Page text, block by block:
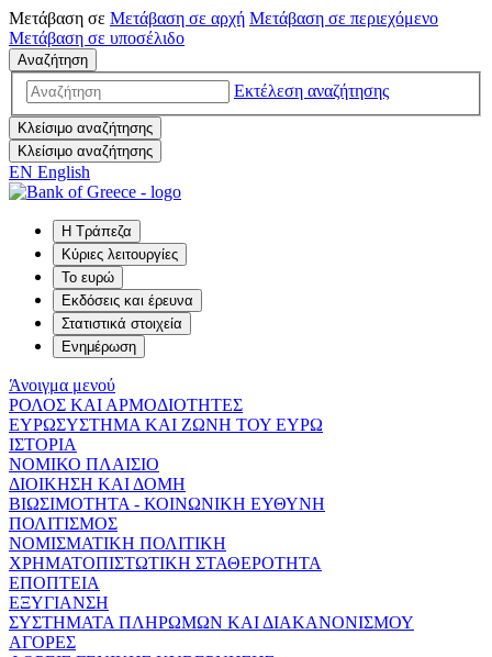
Μετάβαση σε Μετάβαση σε αρχή Μετάβαση σε περιεχόμενο
Μετάβαση σε υποσέλιδο
Αναζήτηση
Εκτέλεση αναζήτησης
Κλείσιμο αναζήτησης
Κλείσιμο αναζήτησης
EN English
Η Τράπεζα
Κύριες λειτουργίες
Το ευρώ
Εκδόσεις και έρευνα
Στατιστικά στοιχεία
Ενημέρωση
Άνοιγμα μενού
ΡΟΛΟΣ ΚΑΙ ΑΡΜΟΔΙΟΤΗΤΕΣ
ΕΥΡΩΣΥΣΤΗΜΑ ΚΑΙ ΖΩΝΗ ΤΟΥ ΕΥΡΩ
ΙΣΤΟΡΙΑ
ΝΟΜΙΚΟ ΠΛΑΙΣΙΟ
ΔΙΟΙΚΗΣΗ ΚΑΙ ΔΟΜΗ
ΒΙΩΣΙΜΟΤΗΤΑ - ΚΟΙΝΩΝΙΚΗ ΕΥΘΥΝΗ
ΠΟΛΙΤΙΣΜΟΣ
ΝΟΜΙΣΜΑΤΙΚΗ ΠΟΛΙΤΙΚΗ
ΧΡΗΜΑΤΟΠΙΣΤΩΤΙΚΗ ΣΤΑΘΕΡΟΤΗΤΑ
ΕΠΟΠΤΕΙΑ
ΕΞΥΓΙΑΝΣΗ
ΣΥΣΤΗΜΑΤΑ ΠΛΗΡΩΜΩΝ ΚΑΙ ΔΙΑΚΑΝΟΝΙΣΜΟΥ
ΑΓΟΡΕΣ